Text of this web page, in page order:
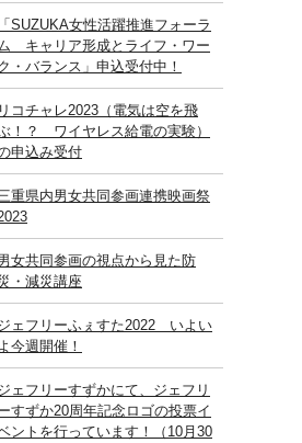
「SUZUKA女性活躍推進フォーラ
キャリア形成とライフ・ワー
・バランス」申込受付中！
リコチャレ2023（電気は空を飛
！？ ワイヤレス給電の実験）
申込み受付
重県内男女共同参画連携映画祭
女共同参画の視点から見た防
・減災講座
ェフリーふぇすた2022 いよい
今週開催！
ェフリーすずかにて、ジェフリ
すずか20周年記念ロゴの投票イ
ントを行っています！（10月30